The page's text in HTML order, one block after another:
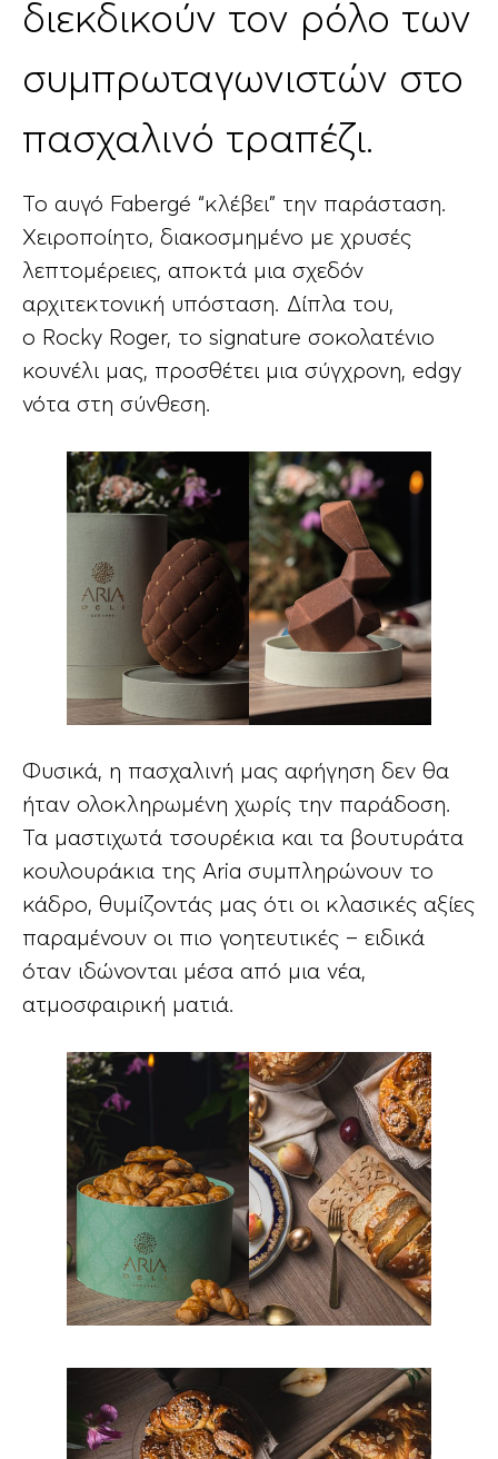
διεκδικούν τον ρόλο των
συμπρωταγωνιστών στο
πασχαλινό τραπέζι.
Το αυγό Fabergé “κλέβει” την παράσταση.
Χειροποίητο, διακοσμημένο με χρυσές
λεπτομέρειες, αποκτά μια σχεδόν
αρχιτεκτονική υπόσταση. Δίπλα του,
ο Rocky Roger, το signature σοκολατένιο
κουνέλι μας, προσθέτει μια σύγχρονη, edgy
νότα στη σύνθεση.
Φυσικά, η πασχαλινή μας αφήγηση δεν θα
ήταν ολοκληρωμένη χωρίς την παράδοση.
Τα μαστιχωτά τσουρέκια και τα βουτυράτα
κουλουράκια της Aria συμπληρώνουν το
κάδρο, θυμίζοντάς μας ότι οι κλασικές αξίες
παραμένουν οι πιο γοητευτικές – ειδικά
όταν ιδώνονται μέσα από μια νέα,
ατμοσφαιρική ματιά.